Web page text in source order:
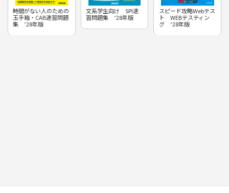
時間がない人のための
玉手箱・CAB速習問題
集 ’28年版
文系学生向け SPI速
習問題集 ’28年版
スピード攻略Webテス
ト WEBテスティン
グ ’28年版